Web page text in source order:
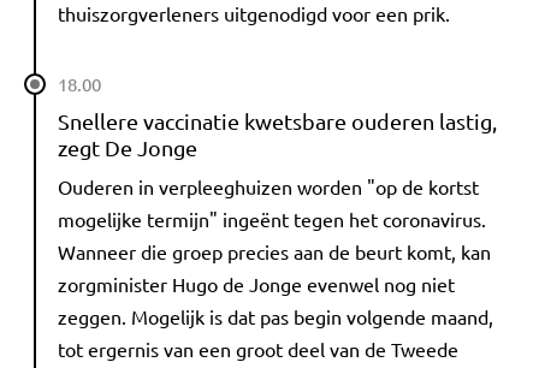
thuiszorgverleners uitgenodigd voor een prik.
18.00
Snellere vaccinatie kwetsbare ouderen lastig,
zegt De Jonge
Ouderen in verpleeghuizen worden "op de kortst
mogelijke termijn" ingeënt tegen het coronavirus.
Wanneer die groep precies aan de beurt komt, kan
zorgminister Hugo de Jonge evenwel nog niet
zeggen. Mogelijk is dat pas begin volgende maand,
tot ergernis van een groot deel van de Tweede